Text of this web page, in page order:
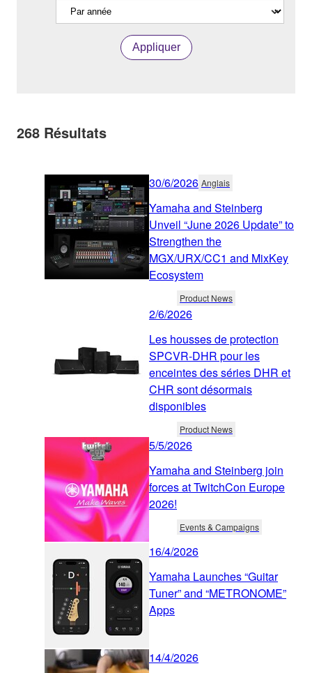
Appliquer
268 Résultats
30/6/2026 Anglais
Yamaha and Steinberg
Unveil “June 2026 Update” to
Strengthen the
MGX/URX/CC1 and MixKey
Ecosystem
Product News
2/6/2026
Les housses de protection
SPCVR-DHR pour les
enceintes des séries DHR et
CHR sont désormais
disponibles
Product News
5/5/2026
Yamaha and Steinberg join
forces at TwitchCon Europe
2026!
Events & Campaigns
16/4/2026
Yamaha Launches “Guitar
Tuner” and “METRONOME”
Apps
14/4/2026